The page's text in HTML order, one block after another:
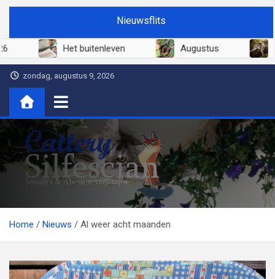
Ga
de
inhoud
Nieuwsflits
Juni 2026 Het buitenleven Augustus
zondag, augustus 9, 2026
Cattery Silfescian
Somali's en soms Abessijn-variantjes
Home
Nieuws Al weer acht maanden